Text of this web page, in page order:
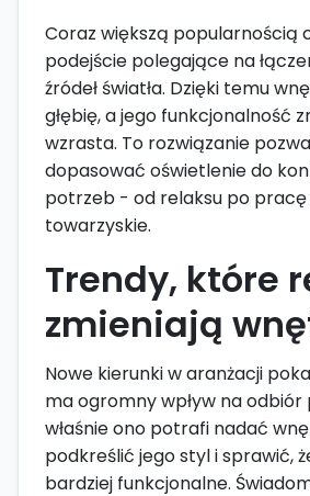
Coraz większą popularnością
podejście polegające na
źródeł światła. Dzięki temu
głębię, a jego funkcjonalność
wzrasta. To rozwiązanie
dopasować oświetlenie do
potrzeb - od relaksu po
towarzyskie.
Trendy, które
zmieniają
Nowe kierunki w aranżacji
ma ogromny wpływ na odbiór
właśnie ono potrafi nadać
podkreślić jego styl i sprawić,
bardziej funkcjonalne.